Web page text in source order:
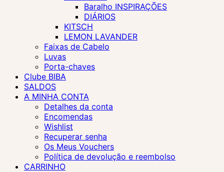
Baralho INSPIRAÇÕES
DIÁRIOS
KITSCH
LEMON LAVANDER
Faixas de Cabelo
Luvas
Porta-chaves
Clube BIBA
SALDOS
A MINHA CONTA
Detalhes da conta
Encomendas
Wishlist
Recuperar senha
Os Meus Vouchers
Política de devolução e reembolso
CARRINHO